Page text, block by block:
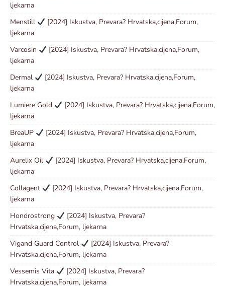
ljekarna
Menstill
[2024] Iskustva, Prevara? Hrvatska,cijena,Forum,
ljekarna
Varcosin
[2024] Iskustva, Prevara? Hrvatska,cijena,Forum,
ljekarna
Dermal
[2024] Iskustva, Prevara? Hrvatska,cijena,Forum,
ljekarna
Lumiere Gold
[2024] Iskustva, Prevara? Hrvatska,cijena,Forum,
ljekarna
BreaUP
[2024] Iskustva, Prevara? Hrvatska,cijena,Forum,
ljekarna
Aurelix Oil
[2024] Iskustva, Prevara? Hrvatska,cijena,Forum,
ljekarna
Collagent
[2024] Iskustva, Prevara? Hrvatska,cijena,Forum,
ljekarna
Hondrostrong
[2024] Iskustva, Prevara?
Hrvatska,cijena,Forum, ljekarna
Vigand Guard Control
[2024] Iskustva, Prevara?
Hrvatska,cijena,Forum, ljekarna
Vessemis Vita
[2024] Iskustva, Prevara?
Hrvatska,cijena,Forum, ljekarna